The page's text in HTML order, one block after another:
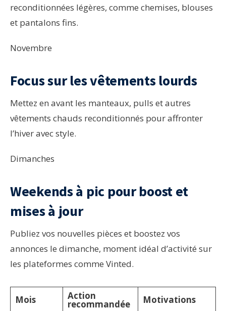
reconditionnées légères, comme chemises, blouses
et pantalons fins.
Novembre
Focus sur les vêtements lourds
Mettez en avant les manteaux, pulls et autres
vêtements chauds reconditionnés pour affronter
l’hiver avec style.
Dimanches
Weekends à pic pour boost et
mises à jour
Publiez vos nouvelles pièces et boostez vos
annonces le dimanche, moment idéal d’activité sur
les plateformes comme Vinted.
Mois Action
recommandée Motivations